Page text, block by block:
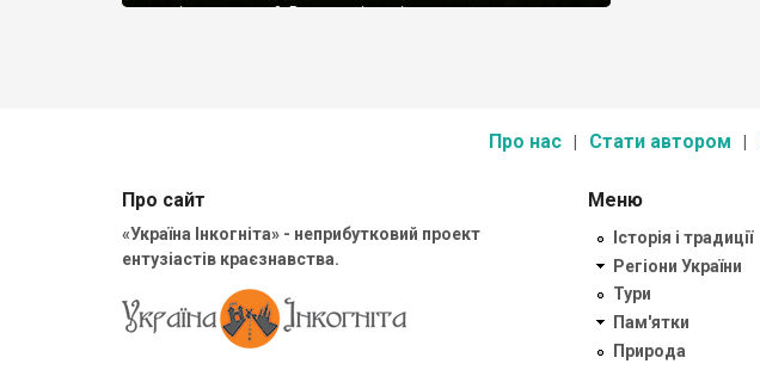
настільки великий. Випадкові знахідки вражають чи не
Про нас Стати автором
Про сайт
«Україна Інкогніта» - неприбутковий проект
ентузіастів краєзнавства.
Меню
Історія і традиції
Регіони України
Тури
Пам'ятки
Природа